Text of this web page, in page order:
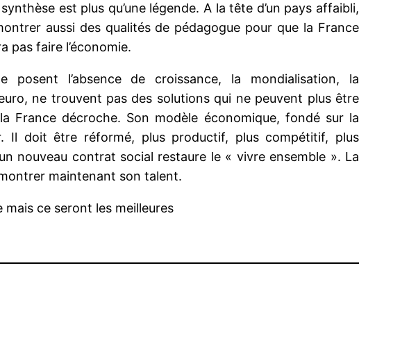
est plus qu’une légende. A la tête d’un pays affaibli,
aussi des qualités de pédagogue pour que la France
pas faire l’économie.
l’absence de croissance, la mondialisation, la
ne trouvent pas des solutions qui ne peuvent plus être
France décroche. Son modèle économique, fondé sur la
Il doit être réformé, plus productif, plus compétitif, plus
nouveau contrat social restaure le « vivre ensemble ». La
maintenant son talent.
ce seront les meilleures